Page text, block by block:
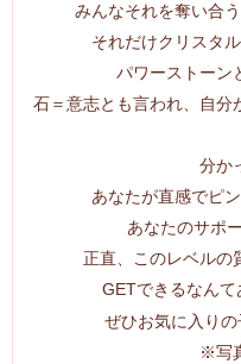
みんなそれを奪い合
それだけクリスタ
パワーストーン
石＝意志とも言われ、自分
分か
あなたが直感でピ
あなたのサポ
正直、このレベルの
GETできるなん
ぜひお気に入り
※写